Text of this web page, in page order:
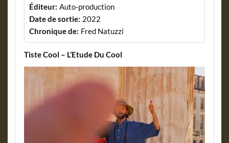
Éditeur: Auto-production
Date de sortie: 2022
Chronique de: Fred Natuzzi
Tiste Cool – L’Etude Du Cool